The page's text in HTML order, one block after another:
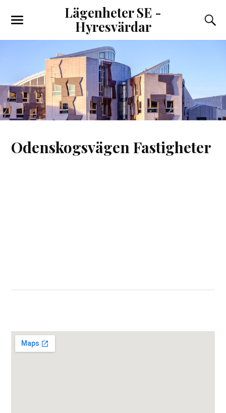
Lägenheter SE -
Hyresvärdar
Odenskogsvägen Fastigheter